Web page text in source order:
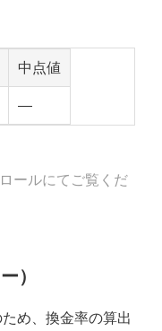
中点値
—
ールにてご覧くだ
）
め、換金率の算出